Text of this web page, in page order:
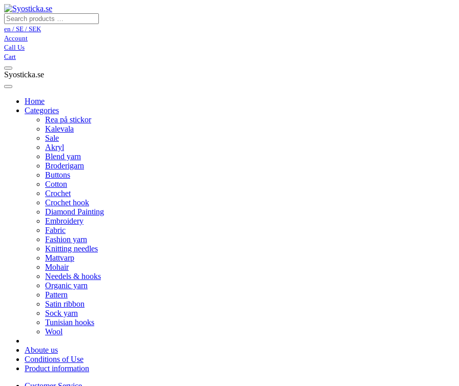
en / SE / SEK
Account
Call Us
Cart
Syosticka.se
Home
Categories
Rea på stickor
Kalevala
Sale
Akryl
Blend yarn
Broderigarn
Buttons
Cotton
Crochet
Crochet hook
Diamond Painting
Embroidery
Fabric
Fashion yarn
Knitting needles
Mattvarp
Mohair
Needels & hooks
Organic yarn
Pattern
Satin ribbon
Sock yarn
Tunisian hooks
Wool
Aboute us
Conditions of Use
Product information